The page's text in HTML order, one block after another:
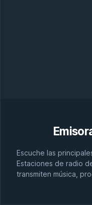
Escuche las
Estaciones de radio
transmiten música,